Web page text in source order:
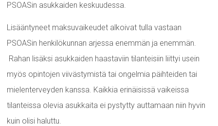
PSOASin asukkaiden keskuudessa.
Lisääntyneet maksuvaikeudet alkoivat tulla vastaan
PSOASin henkilökunnan arjessa enemmän ja enemmän.
Rahan lisäksi asukkaiden haastaviin tilanteisiin liittyi usein
myös opintojen viivästymistä tai ongelmia päihteiden tai
mielenterveyden kanssa. Kaikkia erinäisissä vaikeissa
tilanteissa olevia asukkaita ei pystytty auttamaan niin hyvin
kuin olisi haluttu.